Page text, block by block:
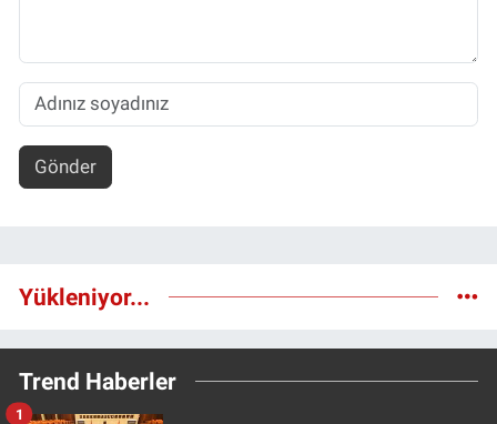
Gönder
Yükleniyor...
Trend Haberler
1